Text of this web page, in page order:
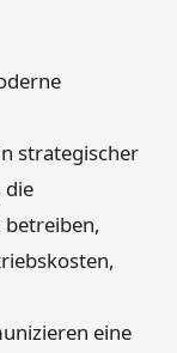
strategischer
die
eine